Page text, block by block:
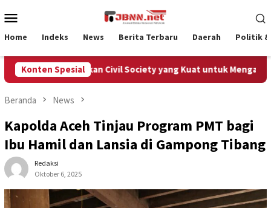
ke
Mobile
Home Indeks News Berita Terbaru Daerah Politik &
Konten Spesial
Membutuhkan Civil Society yang Kuat untuk Mengawal
Beranda News
Kapolda Aceh Tinjau Program PMT bagi
Ibu Hamil dan Lansia di Gampong Tibang
Redaksi
Oktober 6, 2025